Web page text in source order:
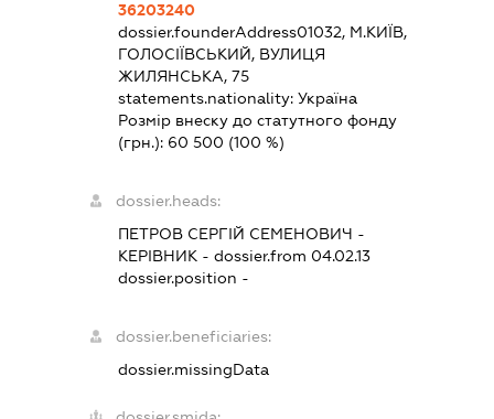
36203240
dossier.founderAddress01032, М.КИЇВ,
ГОЛОСІЇВСЬКИЙ, ВУЛИЦЯ
ЖИЛЯНСЬКА, 75
statements.nationality: Україна
Розмір внеску до статутного фонду
(грн.): 60 500 (100 %)
dossier.heads:
ПЕТРОВ СЕРГІЙ СЕМЕНОВИЧ -
КЕРІВНИК- dossier.from 04.02.13
dossier.position -
dossier.beneficiaries:
dossier.missingData